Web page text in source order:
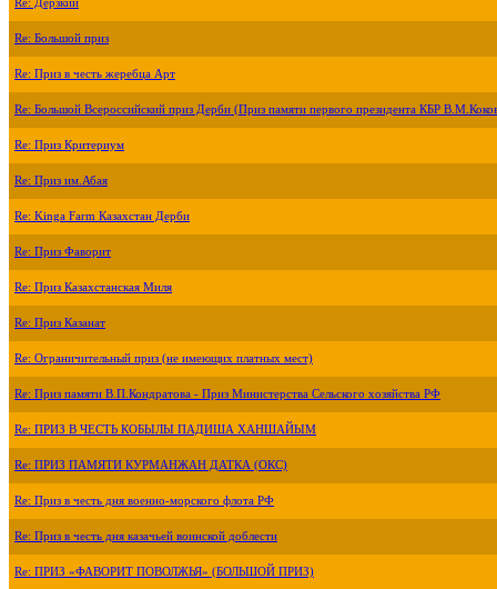
Re: Дерзкий
Re: Большой приз
Re: Приз в честь жеребца Арт
Re: Большой Всероссийский приз Дерби (Приз памяти первого президента КБР
Re: Приз Критериум
Re: Приз им.Абая
Re: Kinga Farm Казахстан Дерби
Re: Приз Фаворит
Re: Приз Казахстанская Миля
Re: Приз Казанат
Re: Ограничительный приз (не имеющих платных мест)
Re: Приз памяти В.П.Кондратова - Приз Министерства Сельского хозяйства РФ
Re: ПРИЗ В ЧЕСТЬ КОБЫЛЫ ПАДИША ХАНШАЙЫМ
Re: ПРИЗ ПАМЯТИ КУРМАНЖАН ДАТКА (ОКС)
Re: Приз в честь дня военно-морского флота РФ
Re: Приз в честь дня казачьей воинской доблести
Re: ПРИЗ «ФАВОРИТ ПОВОЛЖЬЯ» (БОЛЬШОЙ ПРИЗ)